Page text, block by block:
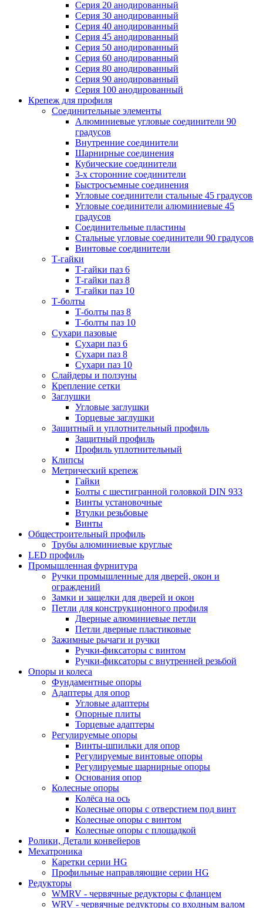
Серия 20 анодированный
Серия 30 анодированный
Серия 40 анодированный
Серия 45 анодированный
Серия 50 анодированный
Серия 60 анодированный
Серия 80 анодированный
Серия 90 анодированный
Серия 100 анодированный
Крепеж для профиля
Соединительные элементы
Алюминиевые угловые соединители 90
градусов
Внутренние соединители
Шарнирные соединения
Кубические соединители
3-х сторонние соединители
Быстросъемные соединения
Угловые соединители стальные 45 градусов
Угловые соединители алюминиевые 45
градусов
Соединительные пластины
Стальные угловые соединители 90 градусов
Винтовые соединители
Т-гайки
Т-гайки паз 6
Т-гайки паз 8
Т-гайки паз 10
Т-болты
Т-болты паз 8
Т-болты паз 10
Сухари пазовые
Сухари паз 6
Сухари паз 8
Сухари паз 10
Слайдеры и ползуны
Крепление сетки
Заглушки
Угловые заглушки
Торцевые заглушки
Защитный и уплотнительный профиль
Защитный профиль
Профиль уплотнительный
Клипсы
Метрический крепеж
Гайки
Болты с шестигранной головкой DIN 933
Винты установочные
Втулки резьбовые
Винты
Общестроительный профиль
Трубы алюминиевые круглые
LED профиль
Промышленная фурнитура
Ручки промышленные для дверей, окон и
ограждений
Замки и защелки для дверей и окон
Петли для конструкционного профиля
Дверные алюминиевые петли
Петли дверные пластиковые
Зажимные рычаги и ручки
Ручки-фиксаторы c винтом
Ручки-фиксаторы c внутренней резьбой
Опоры и колеса
Фундаментные опоры
Адаптеры для опор
Угловые адаптеры
Опорные плиты
Торцевые адаптеры
Регулируемые опоры
Винты-шпильки для опор
Регулируемые винтовые опоры
Регулируемые шарнирные опоры
Основания опор
Колесные опоры
Колёса на ось
Колесные опоры с отверстием под винт
Колесные опоры с винтом
Колесные опоры с площадкой
Ролики, Детали конвейеров
Мехатроника
Каретки серии HG
Профильные направляющие серии HG
Редукторы
WMRV - червячные редукторы с фланцем
WRV - червячные редукторы со входным валом